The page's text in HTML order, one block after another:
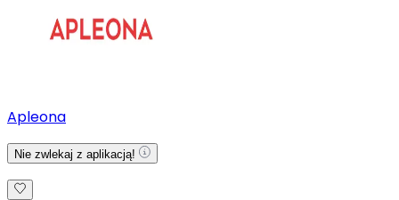
Apleona
Nie zwlekaj z aplikacją!